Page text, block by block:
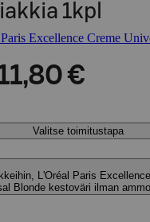
1kpl
Excellence Creme
€
Valitse toimitustapa
L'Oréal Paris
Blonde kestoväri ilman